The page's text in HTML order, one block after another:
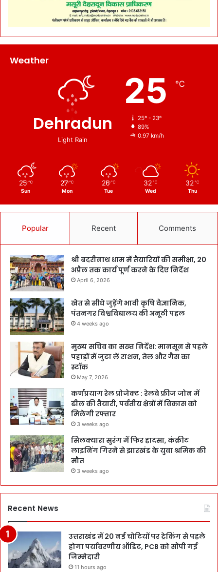
Weather
Dehradun
Light Rain
25 ℃
25º - 23º
89%
0.97 km/h
25 ℃
Sun
27 ℃
Mon
26 ℃
Tue
32 ℃
Wed
32 ℃
Thu
Popular Recent Comments
श्री बदरीनाथ धाम में तैयारियों की समीक्षा, 20
अप्रैल तक कार्य पूर्ण करने के दिए निर्देश
April 6, 2026
खेत से सीधे जुड़ेंगे भावी कृषि वैज्ञानिक,
पंतनगर विश्वविद्यालय की अनूठी पहल
4 weeks ago
मुख्य सचिव का सख्त निर्देश: मानसून से पहले
पहाड़ों में जुटा लें राशन, तेल और गैस का
स्टॉक
May 7, 2026
कर्णप्रयाग रेल प्रोजेक्ट : रेलवे फ्रीज जोन में
ढील की तैयारी, पर्वतीय क्षेत्रों में विकास को
मिलेगी रफ्तार
3 weeks ago
सिलक्यारा सुरंग में फिर हादसा, कंक्रीट
लाइनिंग गिरने से झारखंड के युवा श्रमिक की
मौत
3 weeks ago
Recent News
उत्तराखंड में 20 नई चोटियों पर ट्रेकिंग से पहले
होगा पर्यावरणीय ऑडिट, PCB को सौंपी गई
जिम्मेदारी
11 hours ago